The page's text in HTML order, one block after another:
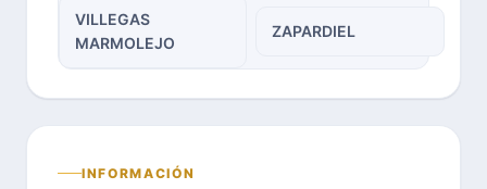
VILLEGAS
MARMOLEJO
ZAPARDIEL
INFORMACIÓN